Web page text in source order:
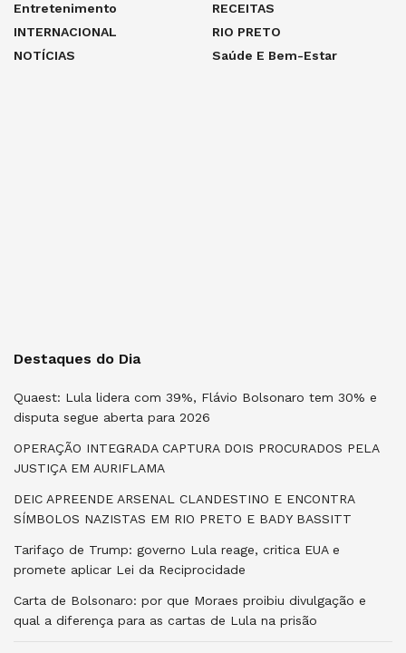
Entretenimento
INTERNACIONAL
NOTÍCIAS
RECEITAS
RIO PRETO
Saúde E Bem-Estar
Destaques do Dia
Quaest: Lula lidera com 39%, Flávio Bolsonaro tem 30% e
disputa segue aberta para 2026
OPERAÇÃO INTEGRADA CAPTURA DOIS PROCURADOS PELA
JUSTIÇA EM AURIFLAMA
DEIC APREENDE ARSENAL CLANDESTINO E ENCONTRA
SÍMBOLOS NAZISTAS EM RIO PRETO E BADY BASSITT
Tarifaço de Trump: governo Lula reage, critica EUA e
promete aplicar Lei da Reciprocidade
Carta de Bolsonaro: por que Moraes proibiu divulgação e
qual a diferença para as cartas de Lula na prisão